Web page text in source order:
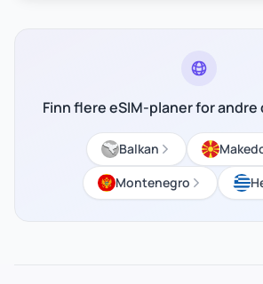
Finn flere eSIM-planer for
Balkan
Montenegro